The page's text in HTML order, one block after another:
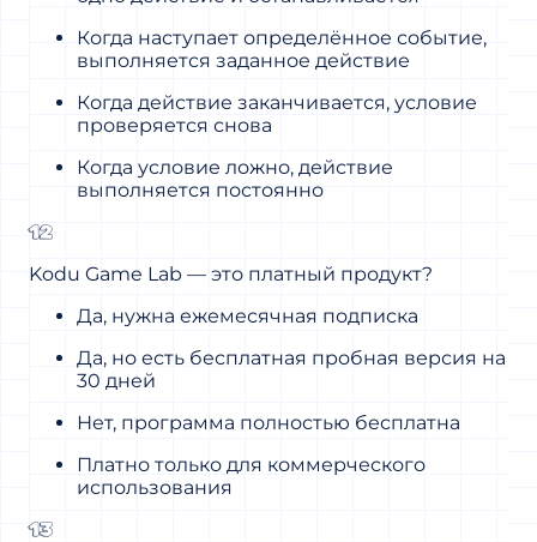
Когда наступает определённое событие,
выполняется заданное действие
Когда действие заканчивается, условие
проверяется снова
Когда условие ложно, действие
выполняется постоянно
12
Kodu Game Lab — это платный продукт?
Да, нужна ежемесячная подписка
Да, но есть бесплатная пробная версия на
30 дней
Нет, программа полностью бесплатна
Платно только для коммерческого
использования
13